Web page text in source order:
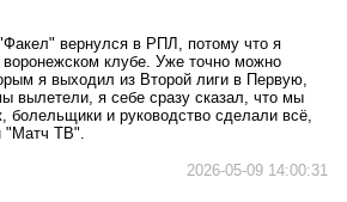
вернулся в РПЛ, потому что я
клубе. Уже точно можно
я выходил из Второй лиги в Первую,
вылетели, я себе сразу сказал, что мы
болельщики и руководство сделали всё,
"Матч ТВ".
2026-05-09 14:00:31